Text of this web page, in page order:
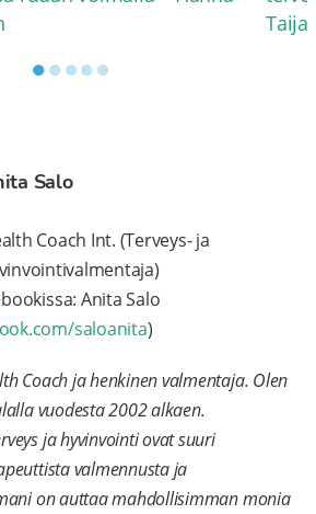
Taija
●●●●●
Salo
Coach Int. (Terveys- ja
Anita Salo
saloanita)
Coach ja henkinen valmentaja. Olen
vuodesta 2002 alkaen.
ja hyvinvointi ovat suuri
valmennusta ja
on auttaa mahdollisimman monia